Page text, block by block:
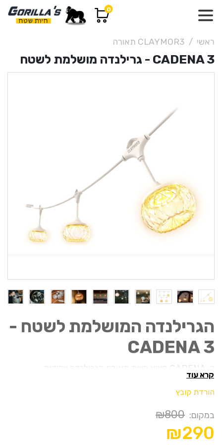
0
ראשי CLAYMOR3 תאורה
CADENA 3 - גרילנדה מושלמת לשטח
הגרילנדה המושלמת לשטח -
CADENA 3
ה-CADENA מציע חווית תאורת כגרילנדה ייחודית
וסנטימנטלית, מושלמת ליצירת אווירה פנימית וחיצונית
כאחד.
הגדרות אטמוספריות.
עם אפשרויות תלייה והרכבה מגוונות, מגוון צבעים בהירים
קרא עוד
הורדת קובץ
במקום: ₪800
₪290